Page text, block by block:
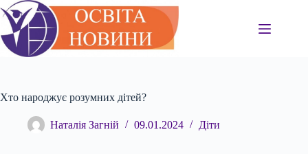
Перейти
до
вмісту
Хто народжує розумних дітей?
Наталія Загній 09.01.2024 Діти